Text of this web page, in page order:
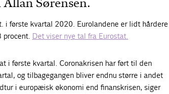
Sørensen.
i første kvartal 2020. Eurolandene er lidt hårdere
procent. Det viser nye tal fra Eurostat.
i første kvartal. Coronakrisen har ført til den
og tilbagegangen bliver endnu større i andet
i europæisk økonomi end finanskrisen, siger